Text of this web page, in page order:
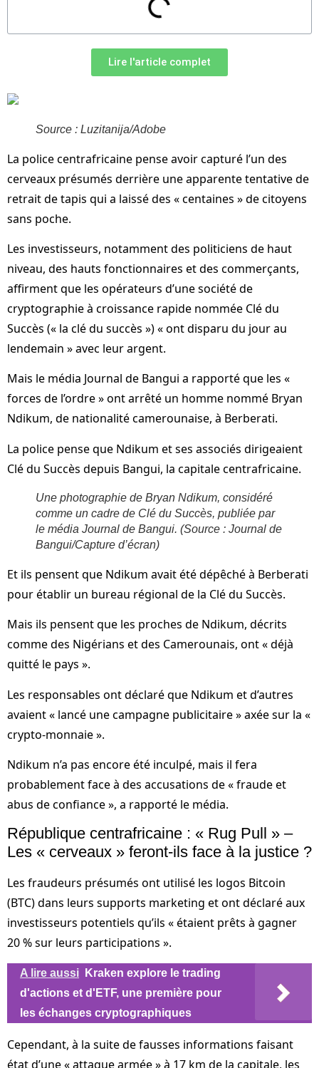
Lire l'article complet
Source : Luzitanija/Adobe
La police centrafricaine pense avoir capturé l’un des
cerveaux présumés derrière une apparente tentative de
retrait de tapis qui a laissé des « centaines » de citoyens
sans poche.
Les investisseurs, notamment des politiciens de haut
niveau, des hauts fonctionnaires et des commerçants,
affirment que les opérateurs d’une société de
cryptographie à croissance rapide nommée Clé du
Succès (« la clé du succès ») « ont disparu du jour au
lendemain » avec leur argent.
Mais le média Journal de Bangui a rapporté que les «
forces de l’ordre » ont arrêté un homme nommé Bryan
Ndikum, de nationalité camerounaise, à Berberati.
La police pense que Ndikum et ses associés dirigeaient
Clé du Succès depuis Bangui, la capitale centrafricaine.
Une photographie de Bryan Ndikum, considéré
comme un cadre de Clé du Succès, publiée par
le média Journal de Bangui. (Source : Journal de
Bangui/Capture d’écran)
Et ils pensent que Ndikum avait été dépêché à Berberati
pour établir un bureau régional de la Clé du Succès.
Mais ils pensent que les proches de Ndikum, décrits
comme des Nigérians et des Camerounais, ont « déjà
quitté le pays ».
Les responsables ont déclaré que Ndikum et d’autres
avaient « lancé une campagne publicitaire » axée sur la «
crypto-monnaie ».
Ndikum n’a pas encore été inculpé, mais il fera
probablement face à des accusations de « fraude et
abus de confiance », a rapporté le média.
République centrafricaine : « Rug Pull » –
Les « cerveaux » feront-ils face à la justice ?
Les fraudeurs présumés ont utilisé les logos Bitcoin
(BTC) dans leurs supports marketing et ont déclaré aux
investisseurs potentiels qu’ils « étaient prêts à gagner
20 % sur leurs participations ».
A lire aussi
Kraken explore le trading
d'actions et d'ETF, une première pour
les échanges cryptographiques
Cependant, à la suite de fausses informations faisant
état d’une « attaque armée » à 17 km de la capitale, les